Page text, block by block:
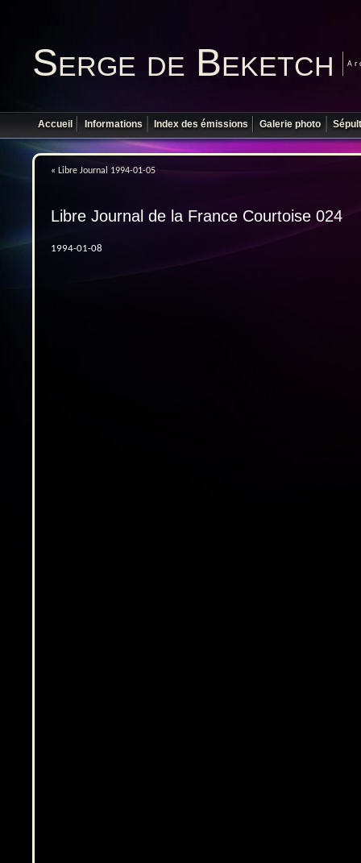
Serge de Beketch
Accueil Informations Index des émissions Galerie photo
« Libre Journal 1994-01-05
Libre Journal de la France Courtoise 024
1994-01-08